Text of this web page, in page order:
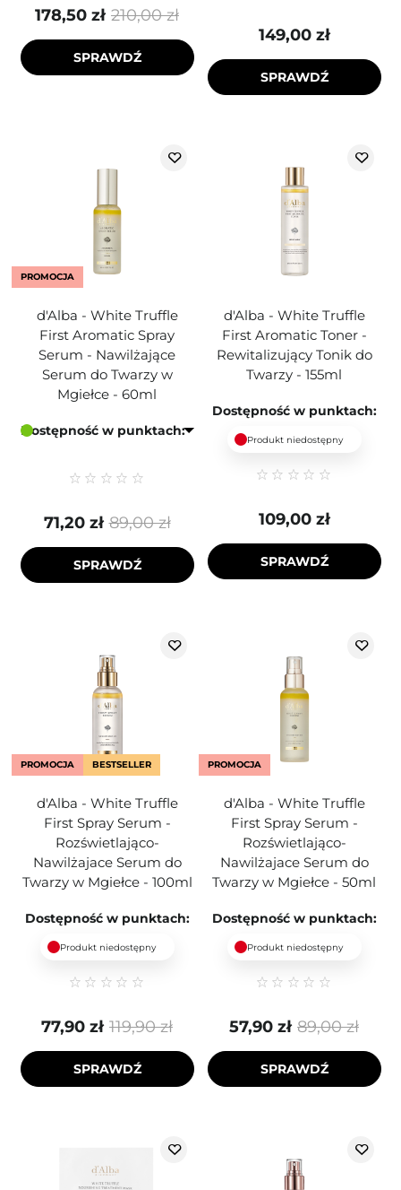
210,00 zł
178,50 zł
SPRAWDŹ
149,00 zł
SPRAWDŹ
PROMOCJA
d'Alba - White Truffle
First Aromatic Spray
Serum - Nawilżające
Serum do Twarzy w
Mgiełce - 60ml
Dostępność w punktach:
89,00 zł
71,20 zł
SPRAWDŹ
d'Alba - White Truffle
First Aromatic Toner -
Rewitalizujący Tonik do
Twarzy - 155ml
Dostępność w punktach:
Produkt niedostępny
109,00 zł
SPRAWDŹ
PROMOCJA BESTSELLER
d'Alba - White Truffle
First Spray Serum -
Rozświetlająco-
Nawilżajace Serum do
Twarzy w Mgiełce - 100ml
Dostępność w punktach:
Produkt niedostępny
119,90 zł
77,90 zł
SPRAWDŹ
PROMOCJA
d'Alba - White Truffle
First Spray Serum -
Rozświetlająco-
Nawilżajace Serum do
Twarzy w Mgiełce - 50ml
Dostępność w punktach:
Produkt niedostępny
89,00 zł
57,90 zł
SPRAWDŹ